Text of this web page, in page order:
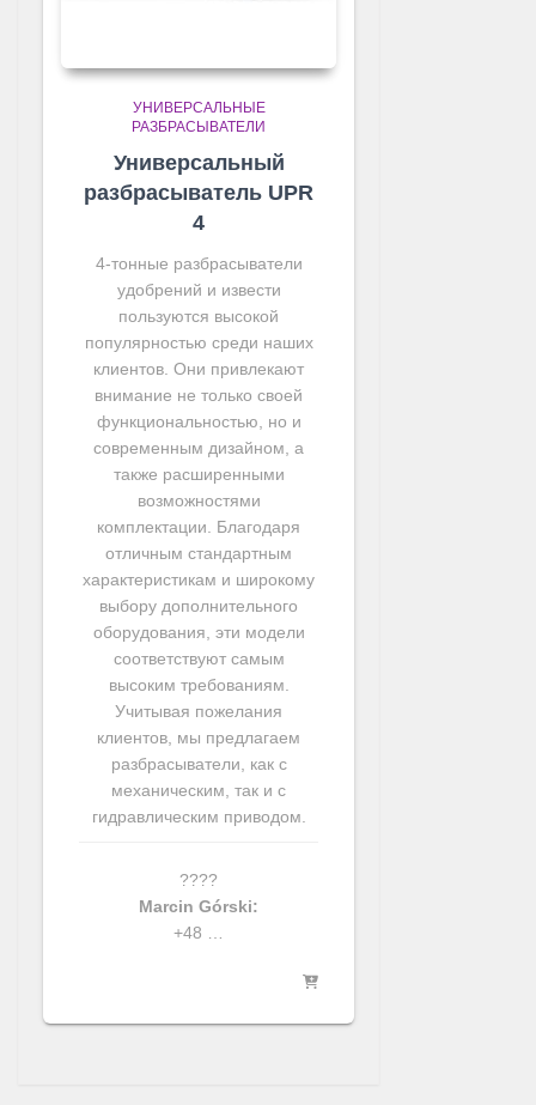
УНИВЕРСАЛЬНЫЕ
РАЗБРАСЫВАТЕЛИ
Универсальный
разбрасыватель UPR
4
4-тонные разбрасыватели
удобрений и извести
пользуются высокой
популярностью среди наших
клиентов. Они привлекают
внимание не только своей
функциональностью, но и
современным дизайном, а
также расширенными
возможностями
комплектации. Благодаря
отличным стандартным
характеристикам и широкому
выбору дополнительного
оборудования, эти модели
соответствуют самым
высоким требованиям.
Учитывая пожелания
клиентов, мы предлагаем
разбрасыватели, как с
механическим, так и с
гидравлическим приводом.
????
Marcin Górski:
+48 …